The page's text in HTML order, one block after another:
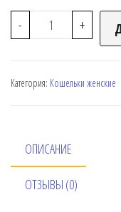
- +
Категория: Кошельки женские
ОПИСАНИЕ
ОТЗЫВЫ (0)